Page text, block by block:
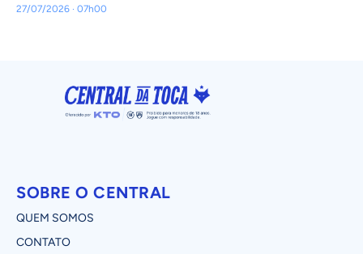
27/07/2026 · 07h00
SOBRE O CENTRAL
QUEM SOMOS
CONTATO